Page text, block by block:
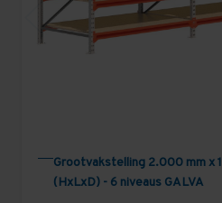
Grootvakstelling 2.000 mm x
(HxLxD) - 6 niveaus GALVA